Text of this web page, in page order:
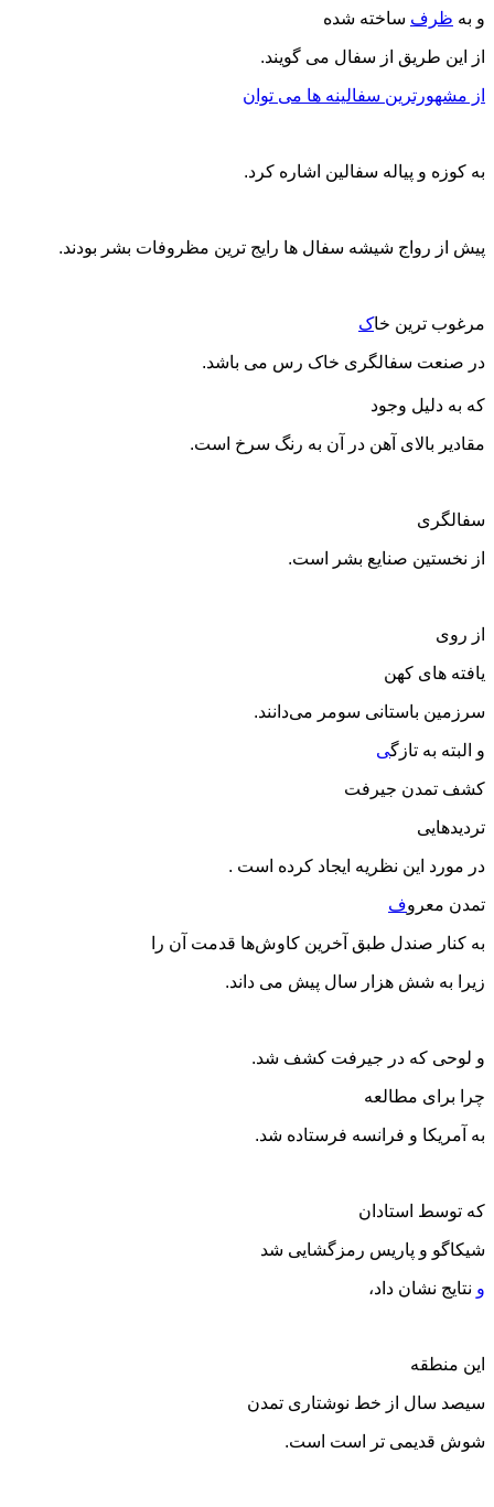
و به ظرف ساخته شده
از این طریق از سفال می گویند.
از مشهورترین سفالینه ها می توان
به کوزه و پیاله سفالین اشاره کرد.
پیش از رواج شیشه سفال ها رایج ترین مظروفات بشر بودند.
مرغوب ترین خاک
در صنعت سفالگری خاک رس می باشد.
که به دلیل وجود
مقادیر بالای آهن در آن به رنگ سرخ است.
سفالگری
از نخستین صنایع بشر است.
از روی
یافته های کهن
سرزمین باستانی سومر می‌دانند.
و البته به تازگی
کشف تمدن جیرفت
تردیدهایی
در مورد این نظریه ایجاد کرده است .
تمدن معروف
به کنار صندل طبق آخرین کاوش‌ها قدمت آن را
زیرا به شش هزار سال پیش می داند.
و لوحی که در جیرفت کشف شد.
چرا برای مطالعه
به آمریکا و فرانسه فرستاده شد.
که توسط استادان
شیکاگو و پاریس رمزگشایی شد
و نتایج نشان داد،
این منطقه
سیصد سال از خط نوشتاری تمدن
شوش قدیمی تر است است.